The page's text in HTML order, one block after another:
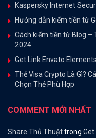
Kaspersky Internet
Hướng dẫn kiếm tiền từ
Cách kiếm tiền từ Blog
2024
Get Link Envato
Thẻ Visa Crypto Là Gì?
Chọn Thẻ Phù Hợp
COMMENT MỚI NHẤT
Share Thủ Thuậttrong